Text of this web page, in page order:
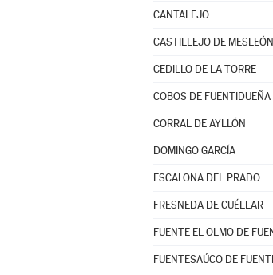
CANTALEJO
CASTILLEJO DE MESLEÓN
CEDILLO DE LA TORRE
COBOS DE FUENTIDUEÑA
CORRAL DE AYLLÓN
DOMINGO GARCÍA
ESCALONA DEL PRADO
FRESNEDA DE CUÉLLAR